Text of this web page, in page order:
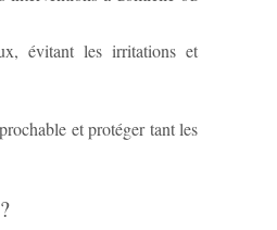
et protéger tant les